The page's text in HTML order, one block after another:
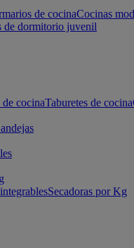
de cocinaCocinas
de dormitorio juvenil
de cocinaTaburetes de cocina
Secadoras por Kg